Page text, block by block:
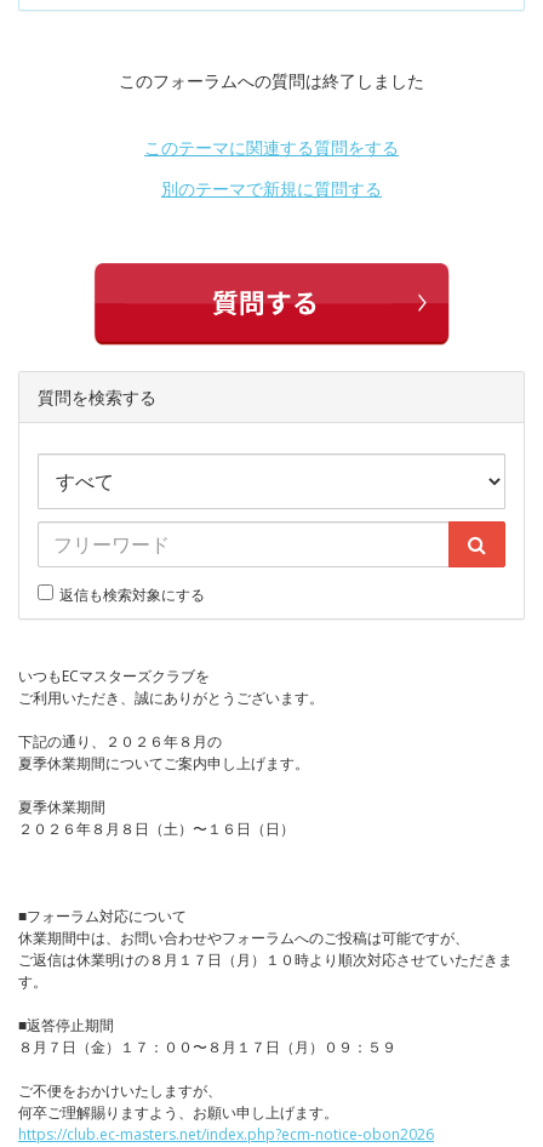
このフォーラムへの質問は終了しました
このテーマに関連する質問をする
別のテーマで新規に質問する
質問を検索する
返信も検索対象にする
いつもECマスターズクラブを
ご利用いただき、誠にありがとうございます。
下記の通り、２０２６年８月の
夏季休業期間についてご案内申し上げます。
夏季休業期間
２０２６年８月８日（土）〜１６日（日）
■フォーラム対応について
休業期間中は、お問い合わせやフォーラムへのご投稿は可能ですが、
ご返信は休業明けの８月１７日（月）１０時より順次対応させていただきま
す。
■返答停止期間
８月７日（金）１７：００〜８月１７日（月）０９：５９
ご不便をおかけいたしますが、
何卒ご理解賜りますよう、お願い申し上げます。
https://club.ec-masters.net/index.php?ecm-notice-obon2026